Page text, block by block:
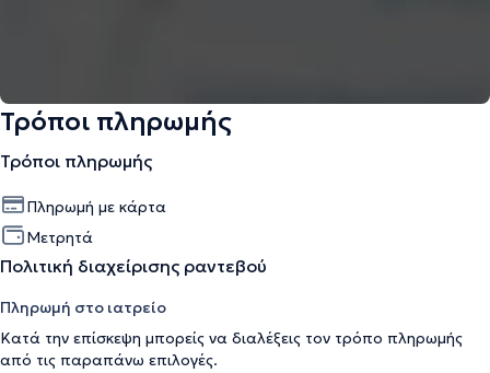
Τρόποι πληρωμής
Τρόποι πληρωμής
Πληρωμή με κάρτα
Μετρητά
Πολιτική διαχείρισης ραντεβού
Πληρωμή στο ιατρείο
Κατά την επίσκεψη μπορείς να διαλέξεις τον τρόπο πληρωμής
από τις παραπάνω επιλογές.